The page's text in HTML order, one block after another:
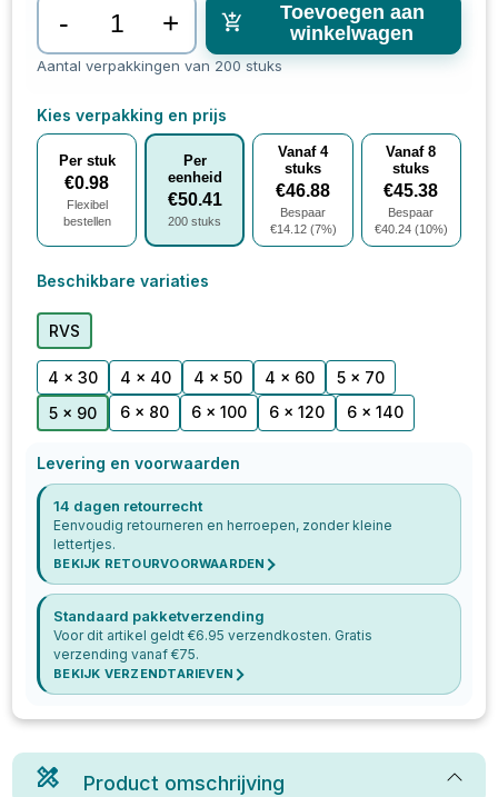
- +
Toevoegen aan
winkelwagen
Aantal verpakkingen van 200 stuks
Kies verpakking en prijs
Per stuk
€0.98
Flexibel
bestellen
Per
eenheid
€50.41
200 stuks
Vanaf4
stuks
€46.88
Bespaar
€14.12(7%)
Vanaf8
stuks
€45.38
Bespaar
€40.24(10%)
Beschikbare variaties
RVS
4 x 30 4 x 40 4 x 50 4 x 60
5 x 70
5 x 90
6 x 80 6 x 100 6 x 120 6 x 140
Levering en voorwaarden
14 dagen retourrecht
Eenvoudig retourneren en herroepen, zonder kleine
lettertjes.
BEKIJK RETOURVOORWAARDEN
Standaard pakketverzending
Voor dit artikel geldt €6.95 verzendkosten. Gratis
verzending vanaf €75.
BEKIJK VERZENDTARIEVEN
Product omschrijving